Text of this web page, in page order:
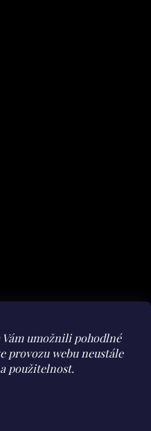
Vám umožnili pohodlné
provozu webu neustále
použitelnost.